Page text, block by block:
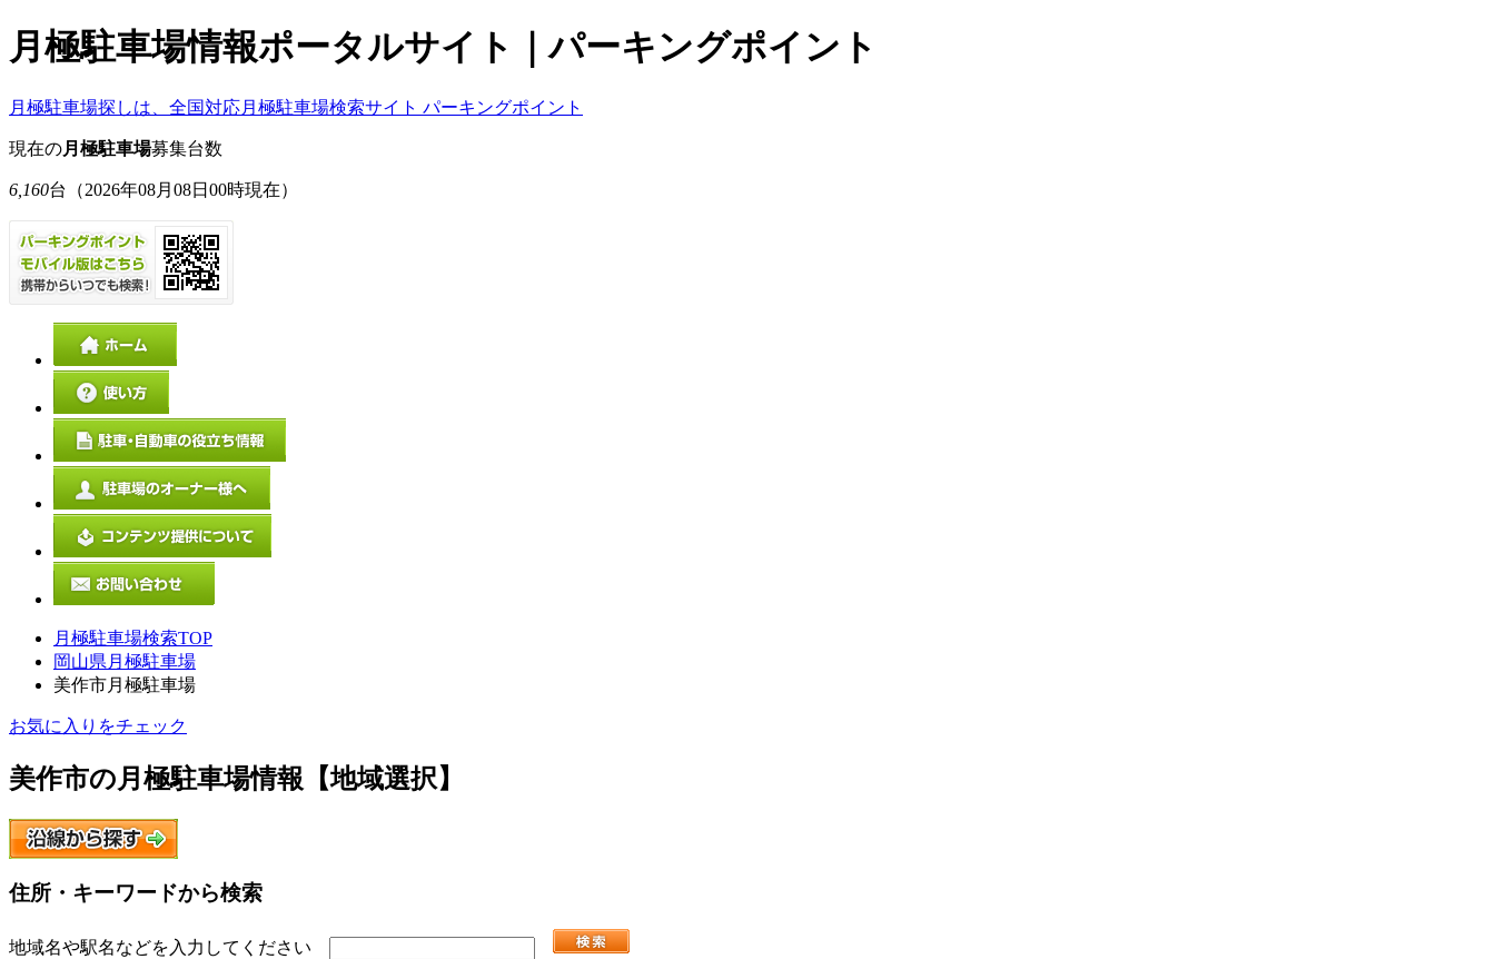
月極駐車場情報ポータルサイト｜パーキングポイント
月極駐車場探しは、全国対応月極駐車場検索サイト パーキングポイント
現在の月極駐車場募集台数
6,160台 （2026年08月08日00時現在）
月極駐車場検索TOP
岡山県月極駐車場
美作市月極駐車場
お気に入りをチェック
美作市の月極駐車場情報【地域選択】
住所・キーワードから検索
地域名や駅名などを入力してください